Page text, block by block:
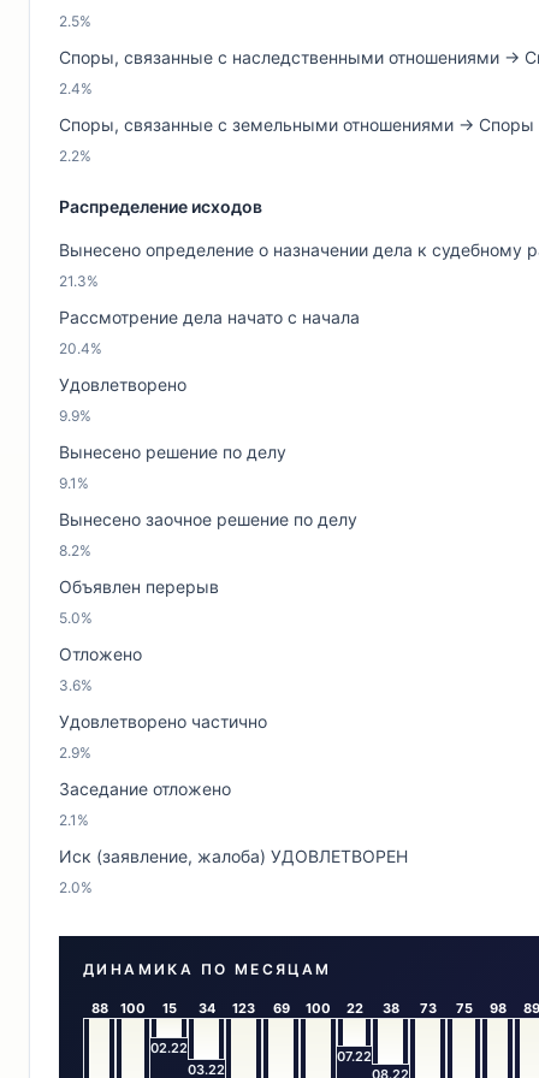
2.5%
Споры, связанные с наследственными отношениями →
2.4%
Споры, связанные с земельными отношениями → Споры
2.2%
Распределение исходов
Вынесено определение о назначении дела к судебному
21.3%
Рассмотрение дела начато с начала
20.4%
Удовлетворено
9.9%
Вынесено решение по делу
9.1%
Вынесено заочное решение по делу
8.2%
Объявлен перерыв
5.0%
Отложено
3.6%
Удовлетворено частично
2.9%
Заседание отложено
2.1%
Иск (заявление, жалоба) УДОВЛЕТВОРЕН
2.0%
ДИНАМИКА ПО МЕСЯЦАМ
88 100 15
02.22
34
03.22
123 69 100 22
07.22
38
08.22
73 75 98 89